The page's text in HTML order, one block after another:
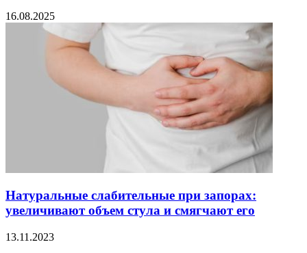
16.08.2025
Натуральные слабительные при запорах:
увеличивают объем стула и смягчают его
13.11.2023